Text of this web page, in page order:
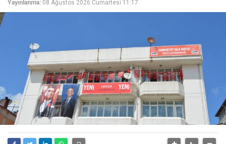
Yayınlanma: 08 Ağustos 2026 Cumartesi 11:17